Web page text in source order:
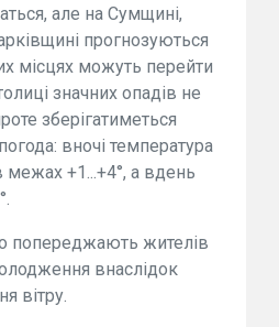
але на Сумщині,
прогнозуються
місцях можуть перейти
значних опадів не
зберігатиметься
вночі температура
межах +1...+4°, а вдень
попереджають жителів
внаслідок
вітру.